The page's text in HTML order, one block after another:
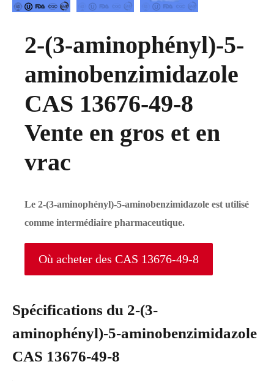
2-(3-aminophényl)-5-
aminobenzimidazole
CAS 13676-49-8
Vente en gros et en
vrac
Le 2-(3-aminophényl)-5-aminobenzimidazole est utilisé
comme intermédiaire pharmaceutique.
Où acheter des CAS 13676-49-8
Spécifications du 2-(3-
aminophényl)-5-aminobenzimidazole
CAS 13676-49-8